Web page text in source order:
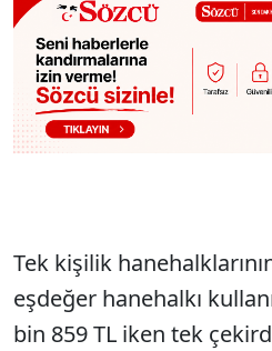
Tek kişilik
eşdeğer hanehalkı
bin 859 TL iken tek